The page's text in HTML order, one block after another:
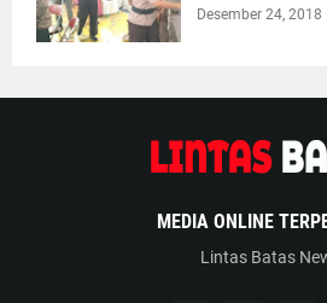
Desember 24, 2018
MEDIA ONLINE
Lintas Batas